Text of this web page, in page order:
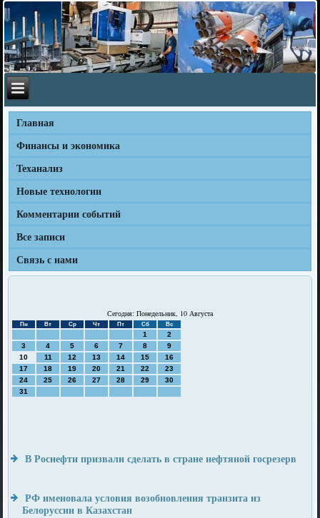
Главная
Финансы и экономика
Теханализ
Новые технологии
Комментарии событий
Все записи
Связь с нами
Сегодня: Понедельник, 10 Августа
Пн Вт Ср Чт Пт Сб Вс
1
2
3
4 5 6 7 8
9
10
11 12 13 14 15
16
17
18 19 20 21 22
23
24
25 26 27 28 29
30
31
В Роснефти призвали сделать в стране нефтяной госрезерв
РФ именовала условия возобновления транзита из
Белоруссии в Казахстан